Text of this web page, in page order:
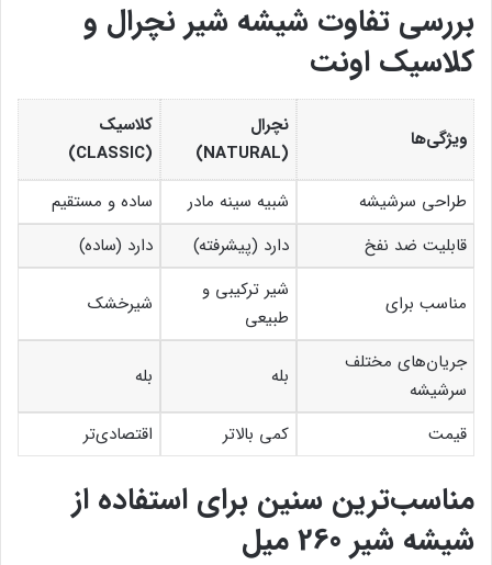
بررسی تفاوت شیشه شیر نچرال و
کلاسیک اونت
ویژگی‌ها
نچرال
(NATURAL)
کلاسیک
(CLASSIC)
طراحی سرشیشه
شبیه سینه مادر
ساده و مستقیم
قابلیت ضد نفخ
دارد (پیشرفته) دارد (ساده)
مناسب برای
شیر ترکیبی و
طبیعی
شیرخشک
جریان‌های مختلف
سرشیشه
بله بله
قیمت کمی بالاتر اقتصادی‌تر
مناسب‌ترین سنین برای استفاده از
شیشه شیر 260 میل